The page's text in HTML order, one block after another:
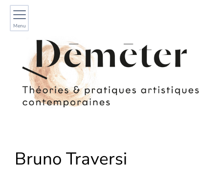
Menu
Bruno Traversi